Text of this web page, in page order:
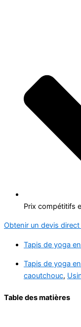
Prix compétitifs
Obtenir un devis
Tapis de yoga
Tapis de yoga
caoutchouc,
Table des matières